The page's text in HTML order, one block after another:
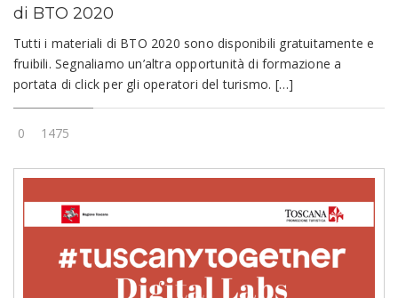
di BTO 2020
Tutti i materiali di BTO 2020 sono disponibili gratuitamente e
fruibili. Segnaliamo un’altra opportunità di formazione a
portata di click per gli operatori del turismo. […]
0 1475